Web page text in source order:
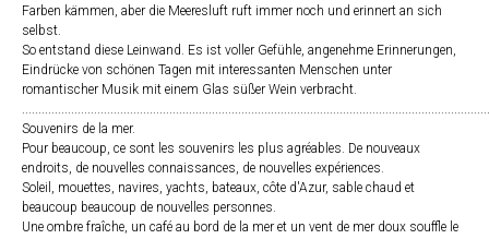
Farben kämmen, aber die Meeresluft ruft immer noch und erinnert an sich
selbst.
So entstand diese Leinwand. Es ist voller Gefühle, angenehme Erinnerungen,
Eindrücke von schönen Tagen mit interessanten Menschen unter
romantischer Musik mit einem Glas süßer Wein verbracht.
Souvenirs de la mer.
Pour beaucoup, ce sont les souvenirs les plus agréables. De nouveaux
endroits, de nouvelles connaissances, de nouvelles expériences.
Soleil, mouettes, navires, yachts, bateaux, côte d'Azur, sable chaud et
beaucoup beaucoup de nouvelles personnes.
Une ombre fraîche, un café au bord de la mer et un vent de mer doux souffle le